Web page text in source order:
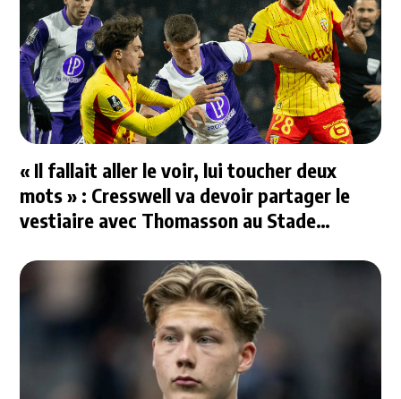
« Il fallait aller le voir, lui toucher deux
mots » : Cresswell va devoir partager le
vestiaire avec Thomasson au Stade